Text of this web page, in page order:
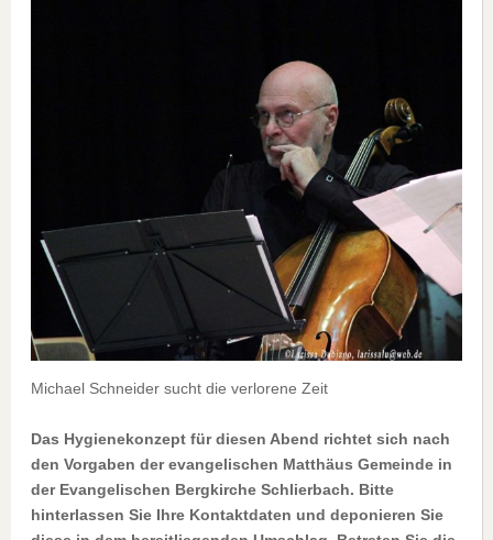
Michael Schneider sucht die verlorene Zeit
Das Hygienekonzept für diesen Abend richtet sich nach
den Vorgaben der evangelischen Matthäus Gemeinde in
der Evangelischen Bergkirche Schlierbach. Bitte
hinterlassen Sie Ihre Kontaktdaten und deponieren Sie